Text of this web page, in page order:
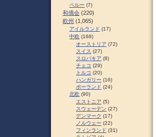
ペルー (7)
和僑会 (220)
欧州 (1,065)
アイルランド (17)
中欧 (168)
オーストリア (72)
スイス (27)
スロパキア (8)
チェコ (29)
トルコ (20)
ハンガリー (16)
ポーランド (24)
北欧 (90)
エストニア (5)
スウェーデン (27)
デンマーク (17)
ノルウェー (22)
フィンランド (31)